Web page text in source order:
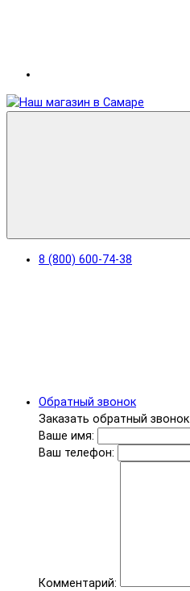
8 (800) 600-74-38
Обратный звонок
Заказать обратный звонок
Ваше имя:
Ваш телефон:
Комментарий: